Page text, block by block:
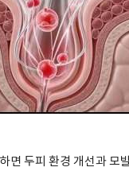
면 두피 환경 개선과 모